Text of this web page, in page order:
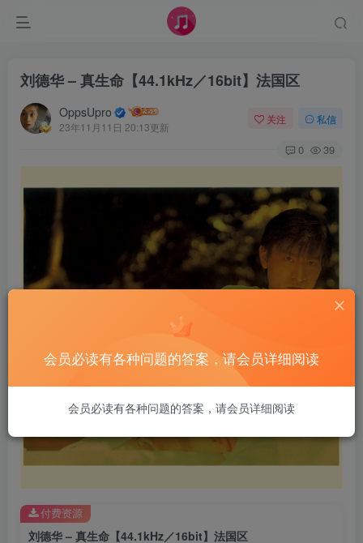
刘德华 – 真生命【44.1kHz／16bit】法国区
OppsUpro
23年11月11日 20:13更新
关注 私信
0 39
刘德华 – 真生命【44.1kHz／16bit】法国区
付费资源
会员必读有各种问题的答案，请会员详细阅读
会员必读有各种问题的答案，请会员详细阅读